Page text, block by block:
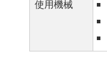
使用機械